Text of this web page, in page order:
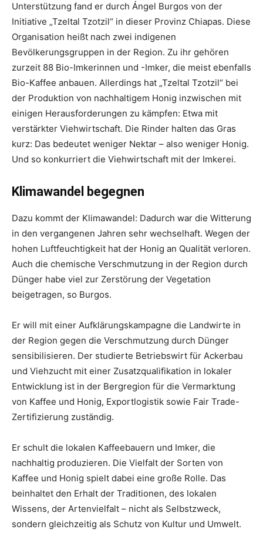
Unterstützung fand er durch Ángel Burgos von der
Initiative „Tzeltal Tzotzil“ in dieser Provinz Chiapas. Diese
Organisation heißt nach zwei indigenen
Bevölkerungsgruppen in der Region. Zu ihr gehören
zurzeit 88 Bio-Imkerinnen und -Imker, die meist ebenfalls
Bio-Kaffee anbauen. Allerdings hat „Tzeltal Tzotzil“ bei
der Produktion von nachhaltigem Honig inzwischen mit
einigen Herausforderungen zu kämpfen: Etwa mit
verstärkter Viehwirtschaft. Die Rinder halten das Gras
kurz: Das bedeutet weniger Nektar – also weniger Honig.
Und so konkurriert die Viehwirtschaft mit der Imkerei.
Klimawandel begegnen
Dazu kommt der Klimawandel: Dadurch war die Witterung
in den vergangenen Jahren sehr wechselhaft. Wegen der
hohen Luftfeuchtigkeit hat der Honig an Qualität verloren.
Auch die chemische Verschmutzung in der Region durch
Dünger habe viel zur Zerstörung der Vegetation
beigetragen, so Burgos.
Er will mit einer Aufklärungskampagne die Landwirte in
der Region gegen die Verschmutzung durch Dünger
sensibilisieren. Der studierte Betriebswirt für Ackerbau
und Viehzucht mit einer Zusatzqualifikation in lokaler
Entwicklung ist in der Bergregion für die Vermarktung
von Kaffee und Honig, Exportlogistik sowie Fair Trade-
Zertifizierung zuständig.
Er schult die lokalen Kaffeebauern und Imker, die
nachhaltig produzieren. Die Vielfalt der Sorten von
Kaffee und Honig spielt dabei eine große Rolle. Das
beinhaltet den Erhalt der Traditionen, des lokalen
Wissens, der Artenvielfalt – nicht als Selbstzweck,
sondern gleichzeitig als Schutz von Kultur und Umwelt.